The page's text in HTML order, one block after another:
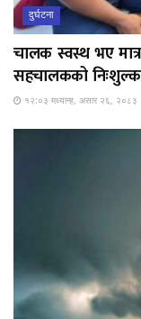
दुर्घटना
चालक स्वस्थ भए
सहचालकको निःशुल्क
१२:०३ मध्यान्ह, असार २६, २०८३